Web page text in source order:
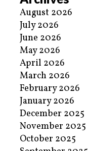
August 2026
July 2026
June 2026
May 2026
April 2026
March 2026
February 2026
January 2026
December 2025
November 2025
October 2025